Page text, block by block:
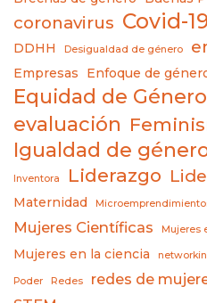
coronavirus Covid-
DDHH
Desigualdad de género
Empresas Enfoque de
Equidad de Género
evaluación
Igualdad de
Inventora Liderazgo
Maternidad
Mujeres Científicas Mujeres
Mujeres en la ciencia
Poder Redes redes de